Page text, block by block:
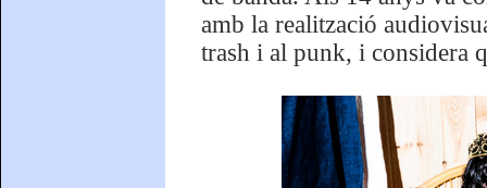
amb la realització
trash i al punk, i considera